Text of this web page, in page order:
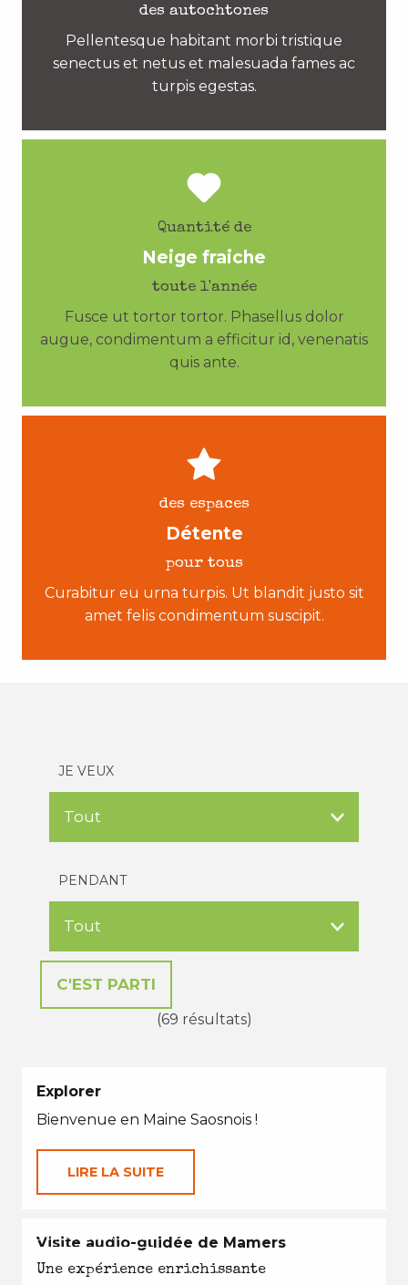
des autochtones
Pellentesque habitant morbi tristique
senectus et netus et malesuada fames ac
turpis egestas.
Quantité de
Neige fraiche
toute l'année
Fusce ut tortor tortor. Phasellus dolor
augue, condimentum a efficitur id, venenatis
quis ante.
des espaces
Détente
pour tous
Curabitur eu urna turpis. Ut blandit justo sit
amet felis condimentum suscipit.
JE VEUX
PENDANT
(69 résultats)
Explorer
Bienvenue en Maine Saosnois !
LIRE LA SUITE
EN TOUTES SAISONS
Visite audio-guidée de Mamers
Une expérience enrichissante